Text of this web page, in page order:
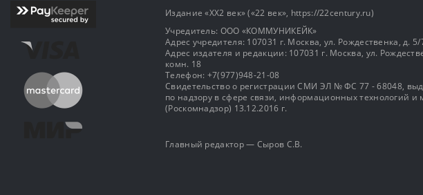
Издание «XX2 век» («22 век», https://22century.ru)
Учредитель: OOO «КОММУНИКЕЙК»
Адрес учредителя: 107031 г. Москва, ул. Рождественка, д.
Адрес издателя и редакции: 107031 г. Москва, ул.
комн. 18
Телефон: +7(977)948-21-08
Свидетельство о регистрации СМИ ЭЛ № ФС 77 - 68048,
по надзору в сфере связи, информационных технологий и
(Роскомнадзор) 13.12.2016 г.
Главный редактор — Сыров С.В.